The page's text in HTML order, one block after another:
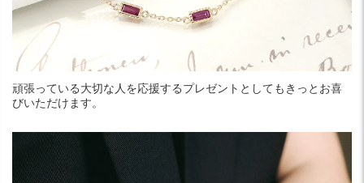
頑張っている大切な人を応援するプレゼントとしてもきっとお喜
びいただけます。